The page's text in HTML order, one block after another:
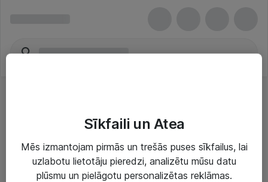
Risinājumi & Pakalpojumi
Sīkfaili un Atea
Mēs izmantojam pirmās un trešās puses sīkfailus, lai
uzlabotu lietotāju pieredzi, analizētu mūsu datu
plūsmu un pielāgotu personalizētas reklāmas.